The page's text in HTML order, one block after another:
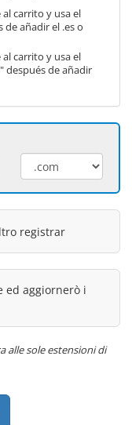
carrito y usa el
de añadir el .es o
carrito y usa el
después de añadir
registrar
ed aggiornerò i
alle sole estensioni di